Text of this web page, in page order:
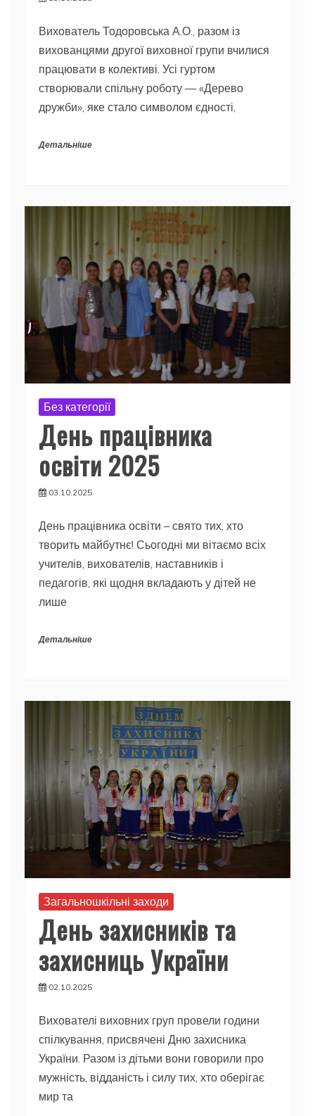
Вихователь Тодоровська А.О., разом із
вихованцями другої виховної групи вчилися
працювати в колективі. Усі гуртом
створювали спільну роботу — «Дерево
дружби», яке стало символом єдності,
Детальніше
Без категорії
День працівника
освіти 2025
03.10.2025
День працівника освіти – свято тих, хто
творить майбутнє! Сьогодні ми вітаємо всіх
учителів, вихователів, наставників і
педагогів, які щодня вкладають у дітей не
лише
Детальніше
Загальношкільні заходи
День захисників та
захисниць України
02.10.2025
Вихователі виховних груп провели години
спілкування, присвячені Дню захисника
України. Разом із дітьми вони говорили про
мужність, відданість і силу тих, хто оберігає
мир та